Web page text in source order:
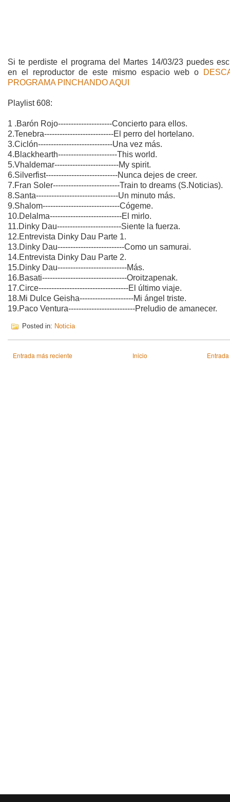
Si te perdiste el programa del Martes 14/03/23 puedes
en el reproductor de este mismo espacio web o
PROGRAMA PINCHANDO AQUI
Playlist 608:
1 .Barón Rojo---------------------Concierto para ellos.
2.Tenebra---------------------------El perro del hortelano.
3.Ciclón-----------------------------Una vez más.
4.Blackhearth-----------------------This world.
5.Vhaldemar-------------------------My spirit.
6.Silverfist----------------------------Nunca dejes de creer.
7.Fran Soler--------------------------Train to dreams (S.Noticias).
8.Santa--------------------------------Un minuto más.
9.Shalom------------------------------Cógeme.
10.Delalma----------------------------El mirlo.
11.Dinky Dau-------------------------Siente la fuerza.
12.Entrevista Dinky Dau Parte 1.
13.Dinky Dau--------------------------Como un samurai.
14.Entrevista Dinky Dau Parte 2.
15.Dinky Dau---------------------------Más.
16.Basati---------------------------------Oroitzapenak.
17.Circe-----------------------------------El último viaje.
18.Mi Dulce Geisha---------------------Mi ángel triste.
19.Paco Ventura--------------------------Preludio de amanecer.
Posted in: Noticia
Entrada más reciente Inicio